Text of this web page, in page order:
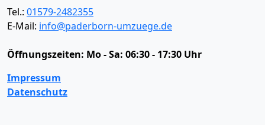
Tel.: 01579-2482355
E-Mail: info@paderborn-umzuege.de
Öffnungszeiten: Mo - Sa: 06:30 - 17:30 Uhr
Impressum
Datenschutz